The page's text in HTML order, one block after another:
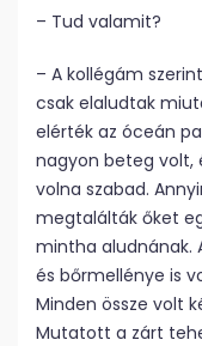
– Tud valamit?
– A kollégám
csak elaludtak
elérték az óceán
nagyon beteg volt,
volna szabad.
megtalálták őket
mintha aludnának.
és bőrmellénye is
Minden össze volt
Mutatott a zárt